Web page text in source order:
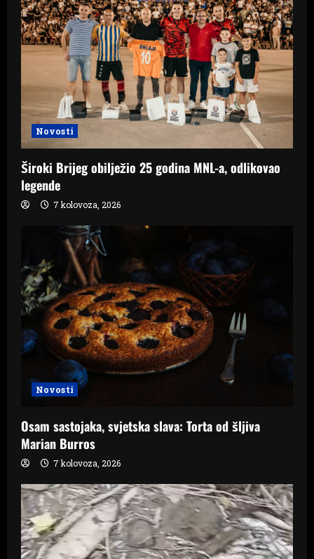
Novosti
Široki Brijeg obilježio 25 godina MNL-a, odlikovao
legende
7 kolovoza, 2026
Novosti
Osam sastojaka, svjetska slava: Torta od šljiva
Marian Burros
7 kolovoza, 2026